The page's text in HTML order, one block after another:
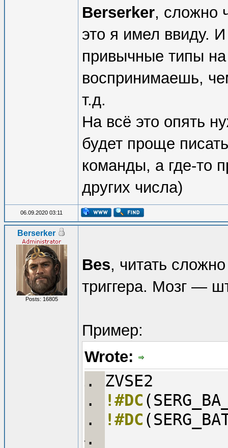
Berserker, сложно
это я имел ввиду.
привычные типы
воспринимаешь,
т.д.
На всё это опять
будет проще
команды, а где-то
других числа)
06.09.2020 03:11
Berserker
Posts: 16805
Bes, читать
триггера. Мозг —
Пример:
Wrote:
ZVSE2
!#DC
!#DC